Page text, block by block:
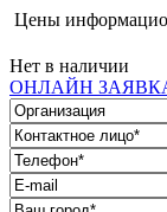
Цены
Нет в наличии
ОНЛАЙН